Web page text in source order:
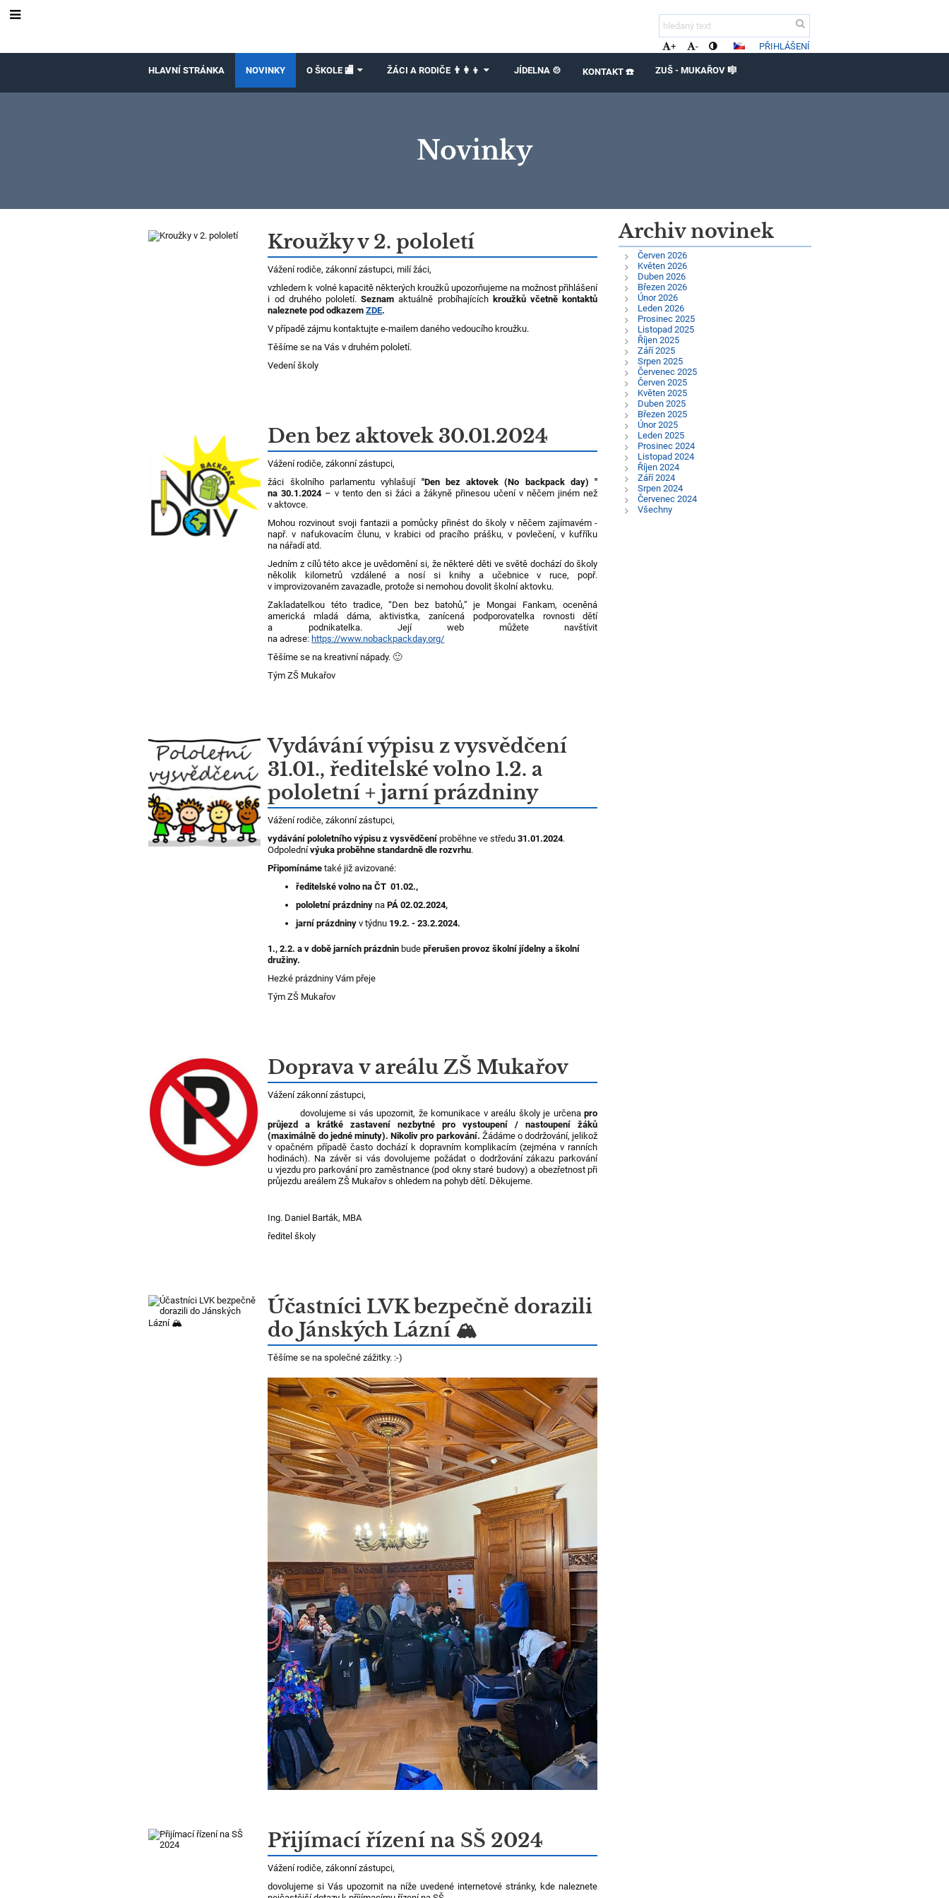
+ - PŘIHLÁŠENÍ
HLAVNÍ STRÁNKA NOVINKY O ŠKOLE 🏬 ŽÁCI A RODIČE 👨‍👩‍👦 JÍDELNA 🍲 KONTAKT ☎️ ZUŠ - MUKAŘOV 🎼
Novinky
Novinky Kroužky v 2. pololetí
Vážení rodiče, zákonní zástupci, milí žáci,
vzhledem k volné kapacitě některých kroužků upozorňujeme na možnost přihlášení
i od druhého pololetí.Seznam aktuálně probíhajících kroužků včetně kontaktů
naleznete pod odkazemZDE.
V případě zájmu kontaktujte e-mailem daného vedoucího kroužku.
Těšíme se na Vás v druhém pololetí.
Vedení školy
Den bez aktovek 30.01.2024
Vážení rodiče, zákonní zástupci,
žáci školního parlamentu vyhlašují "Den bez aktovek (No backpack day) "
na 30.1.2024– v tento den si žáci a žákyně přinesou učení v něčem jiném než
v aktovce.
Mohou rozvinout svoji fantazii a pomůcky přinést do školy v něčem zajímavém -
např. v nafukovacím člunu, v krabici od pracího prášku, v povlečení, v kufříku
na nářadí atd.
Jedním z cílů této akce je uvědomění si, že některé děti ve světě dochází do školy
několik kilometrů vzdálené a nosí si knihy a učebnice v ruce, popř.
v improvizovaném zavazadle, protože si nemohou dovolit školní aktovku.
Zakladatelkou této tradice, “Den bez batohů,” je Mongai Fankam, oceněná
americká mladá dáma, aktivistka, zanícená podporovatelka rovnosti dětí
a podnikatelka. Její web můžete navštívit
na adrese: https://www.nobackpackday.org/
Těšíme se na kreativní nápady. 🙂
Tým ZŠ Mukařov
Vydávání výpisu z vysvědčení
31.01., ředitelské volno 1.2. a
pololetní + jarní prázdniny
Vážení rodiče, zákonní zástupci,
vydávání pololetního výpisu z vysvědčení proběhne ve středu 31.01.2024.
Odpolední výuka proběhne standardně dle rozvrhu.
Připomínáme také již avizované:
ředitelské volno na ČT 01.02.,
pololetní prázdniny na PÁ 02.02.2024,
jarní prázdniny v týdnu 19.2. - 23.2.2024.
1., 2.2. a v době jarních prázdnin bude přerušen provoz školní jídelny a školní
družiny.
Hezké prázdniny Vám přeje
Tým ZŠ Mukařov
Doprava v areálu ZŠ Mukařov
Vážení zákonní zástupci,
dovolujeme si vás upozornit, že komunikace v areálu školy je určenapro
průjezd a krátké zastavení
nezbytné pro vystoupení / nastoupení žáků
(maximálně do jedné minuty). Nikoliv pro parkování. Žádáme o dodržování, jelikož
v opačném případě často dochází k dopravním komplikacím (zejména v ranních
hodinách). Na závěr si vás dovolujeme požádat o dodržování zákazu parkování
u vjezdu pro parkování pro zaměstnance (pod okny staré budovy) a obezřetnost při
průjezdu areálem ZŠ Mukařov s ohledem na pohyb dětí. Děkujeme.
Ing. Daniel Barták, MBA
ředitel školy
Účastníci LVK bezpečně dorazili
do Jánských Lázní 🏔
Těšíme se na společnézážitky. :-)
Přijímací řízení na SŠ 2024
Vážení rodiče, zákonní zástupci,
dovolujeme si Vás upozornit na níže uvedené internetové stránky, kde naleznete
Archiv novinek
Červen 2026
Květen 2026
Duben 2026
Březen 2026
Únor 2026
Leden 2026
Prosinec 2025
Listopad 2025
Říjen 2025
Září 2025
Srpen 2025
Červenec 2025
Červen 2025
Květen 2025
Duben 2025
Březen 2025
Únor 2025
Leden 2025
Prosinec 2024
Listopad 2024
Říjen 2024
Září 2024
Srpen 2024
Červenec 2024
Všechny